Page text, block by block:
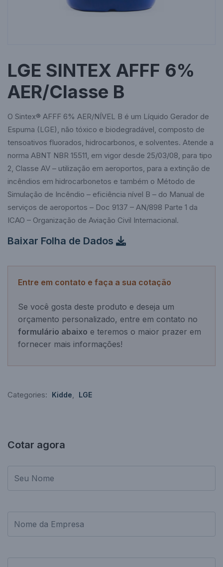
LGE SINTEX AFFF 6%
AER/Classe B
O Sintex® AFFF 6% AER/NÍVEL B é um Líquido Gerador de
Espuma (LGE), não tóxico e biodegradável, composto de
tensoativos fluorados, hidrocarbonos, e solventes. Atende a
norma ABNT NBR 15511, em vigor desde 25/03/08, para tipo
2, Classe AV – utilização em aeroportos, para a extinção de
incêndios em hidrocarbonetos e também o Método de
Simulação de Incêndio – eficiência nível B – do Manual de
serviços de aeroportos – Doc 9137 – AN/898 Parte 1 da
ICAO – Organização de Aviação Civil Internacional.
Baixar Folha de Dados
Entre em contato e faça a sua cotação
Se você gosta deste produto e deseja um
orçamento personalizado, entre em contato no
formulário abaixo e teremos o maior prazer em
fornecer mais informações!
Categories: Kidde, LGE
Cotar agora